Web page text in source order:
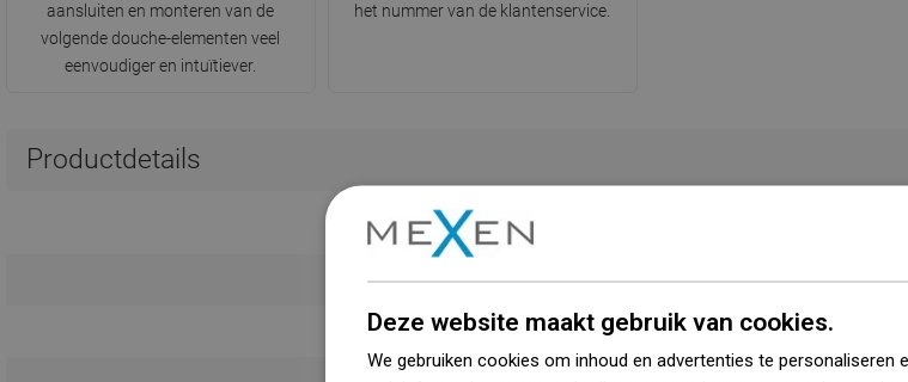
aansluiten en monteren van de
volgende douche-elementen veel
eenvoudiger en intuïtiever.
het nummer van de klantenservice.
Productdetails
Kleur Goud
Materiaal Kunststof
Deze website maakt gebruik van cookies.
We gebruiken cookies om inhoud en advertenties te personaliseren